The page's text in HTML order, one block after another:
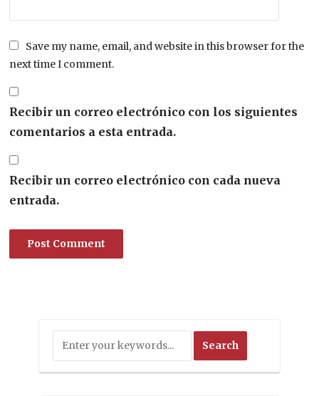
Save my name, email, and website in this browser for the
next time I comment.
Recibir un correo electrónico con los siguientes
comentarios a esta entrada.
Recibir un correo electrónico con cada nueva
entrada.